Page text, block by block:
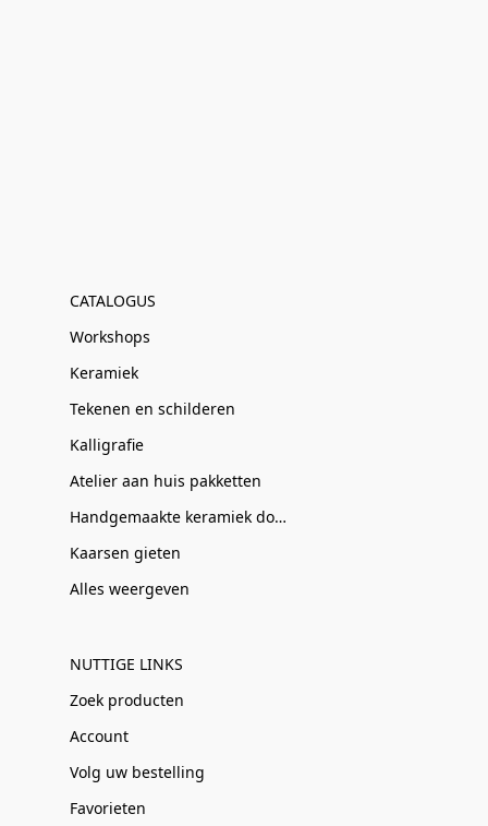
CATALOGUS
Workshops
Keramiek
Tekenen en schilderen
Kalligrafie
Atelier aan huis pakketten
Handgemaakte keramiek door Clay-Obscuur
Kaarsen gieten
Alles weergeven
NUTTIGE LINKS
Zoek producten
Account
Volg uw bestelling
Favorieten